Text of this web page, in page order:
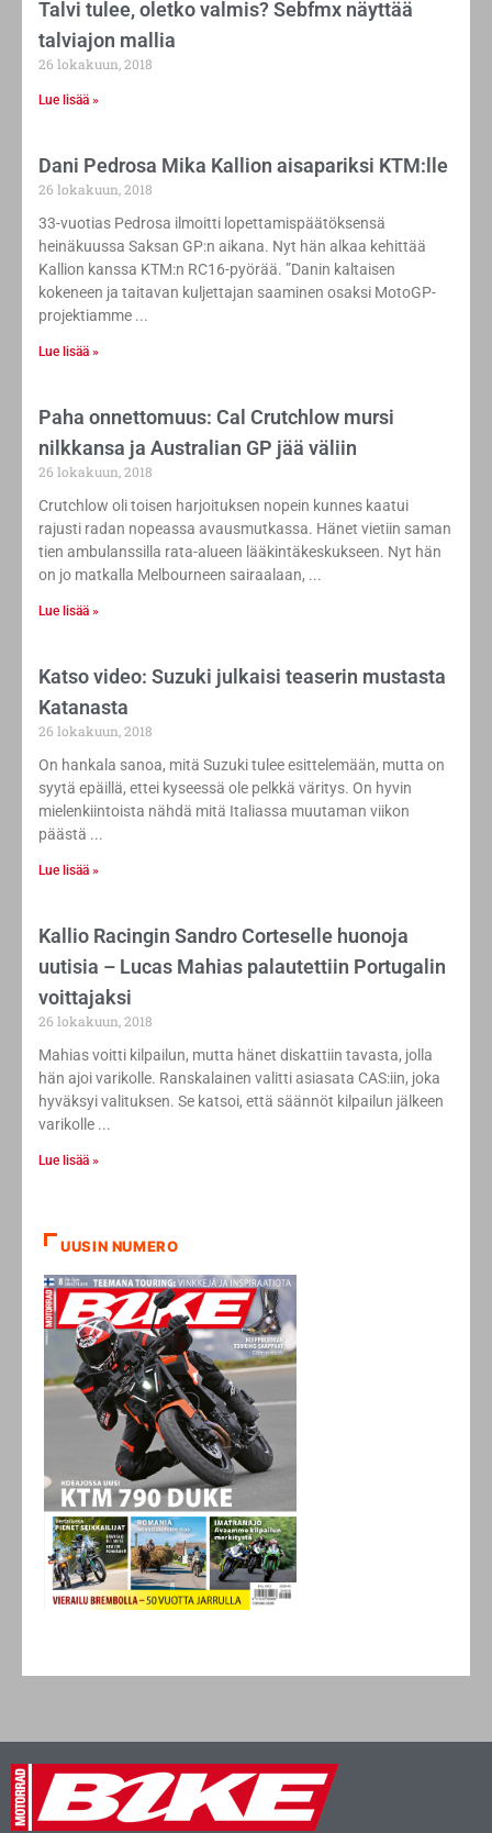
Talvi tulee, oletko valmis? Sebfmx näyttää
talviajon mallia
26 lokakuun, 2018
Lue lisää »
Dani Pedrosa Mika Kallion aisapariksi KTM:lle
26 lokakuun, 2018
33-vuotias Pedrosa ilmoitti lopettamispäätöksensä
heinäkuussa Saksan GP:n aikana. Nyt hän alkaa kehittää
Kallion kanssa KTM:n RC16-pyörää. ”Danin kaltaisen
kokeneen ja taitavan kuljettajan saaminen osaksi MotoGP-
projektiamme
Lue lisää »
Paha onnettomuus: Cal Crutchlow mursi
nilkkansa ja Australian GP jää väliin
26 lokakuun, 2018
Crutchlow oli toisen harjoituksen nopein kunnes kaatui
rajusti radan nopeassa avausmutkassa. Hänet vietiin saman
tien ambulanssilla rata-alueen lääkintäkeskukseen. Nyt hän
on jo matkalla Melbourneen sairaalaan,
Lue lisää »
Katso video: Suzuki julkaisi teaserin mustasta
Katanasta
26 lokakuun, 2018
On hankala sanoa, mitä Suzuki tulee esittelemään, mutta on
syytä epäillä, ettei kyseessä ole pelkkä väritys. On hyvin
mielenkiintoista nähdä mitä Italiassa muutaman viikon
päästä
Lue lisää »
Kallio Racingin Sandro Corteselle huonoja
uutisia – Lucas Mahias palautettiin Portugalin
voittajaksi
26 lokakuun, 2018
Mahias voitti kilpailun, mutta hänet diskattiin tavasta, jolla
hän ajoi varikolle. Ranskalainen valitti asiasata CAS:iin, joka
hyväksyi valituksen. Se katsoi, että säännöt kilpailun jälkeen
varikolle
Lue lisää »
UUSIN NUMERO